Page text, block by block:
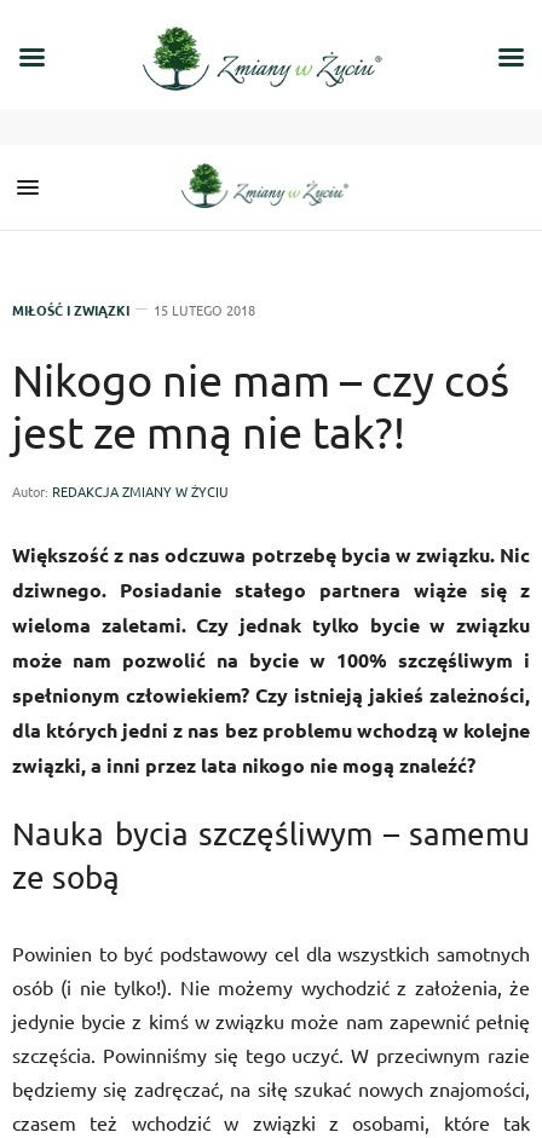
MIŁOŚĆ I ZWIĄZKI 15 LUTEGO 2018
Nikogo nie mam – czy coś
jest ze mną nie tak?!
Autor: REDAKCJA ZMIANY W ŻYCIU
Większość z nas odczuwa potrzebę bycia w związku. Nic
dziwnego. Posiadanie stałego partnera wiąże się z
wieloma zaletami. Czy jednak tylko bycie w związku
może nam pozwolić na bycie w 100% szczęśliwym i
spełnionym człowiekiem? Czy istnieją jakieś zależności,
dla których jedni z nas bez problemu wchodzą w kolejne
związki, a inni przez lata nikogo nie mogą znaleźć?
Nauka bycia szczęśliwym – samemu
ze sobą
Powinien to być podstawowy cel dla wszystkich samotnych
osób (i nie tylko!). Nie możemy wychodzić z założenia, że
jedynie bycie z kimś w związku może nam zapewnić pełnię
szczęścia. Powinniśmy się tego uczyć. W przeciwnym razie
będziemy się zadręczać, na siłę szukać nowych znajomości,
czasem też wchodzić w związki z osobami, które tak